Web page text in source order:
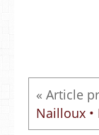
Nailloux